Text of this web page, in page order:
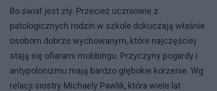
Bo świat jest zły. Przecież uczniowie z
patologicznych rodzin w szkole dokuczają właśnie
osobom dobrze wychowanym, które najczęściej
stają się ofiarami mobbingu. Przyczyny pogardy i
antypolonizmu mają bardzo głębokie korzenie. Wg
relacji siostry Michaely Pawlik, która wiele lat